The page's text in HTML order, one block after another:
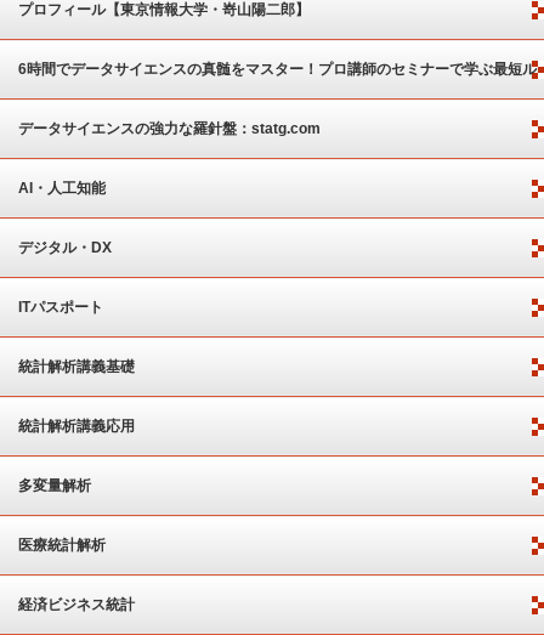
プロフィール【東京情報大学・嵜山陽二郎】
6時間でデータサイエンスの真髄をマスター！プロ講師のセミナーで学ぶ最短ル
ート
データサイエンスの強力な羅針盤：statg.com
AI・人工知能
デジタル・DX
ITパスポート
統計解析講義基礎
統計解析講義応用
多変量解析
医療統計解析
経済ビジネス統計